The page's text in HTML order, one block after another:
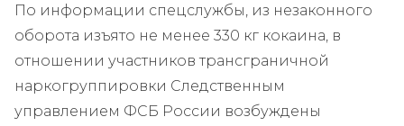
По информации спецслужбы, из незаконного
оборота изъято не менее 330 кг кокаина, в
отношении участников трансграничной
наркогруппировки Следственным
управлением ФСБ России возбуждены